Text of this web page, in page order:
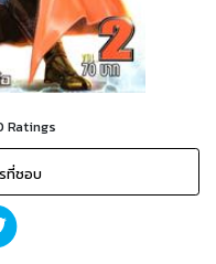
Ratings
ที่ชอบ